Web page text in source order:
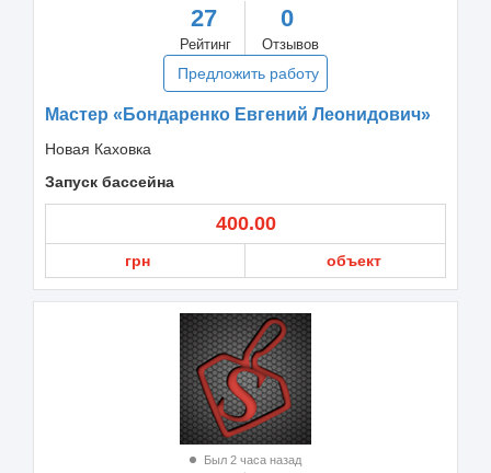
27
Рейтинг
0
Отзывов
Предложить работу
Мастер «Бондаренко Евгений Леонидович»
Новая Каховка
Запуск бассейна
400.00
грн объект
Был 2 часа назад